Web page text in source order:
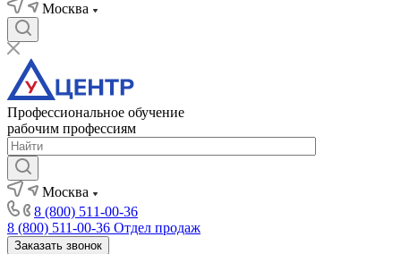
Москва
Профессиональное обучение
рабочим профессиям
Москва
8 (800) 511-00-36
8 (800) 511-00-36 Отдел продаж
Заказать звонок